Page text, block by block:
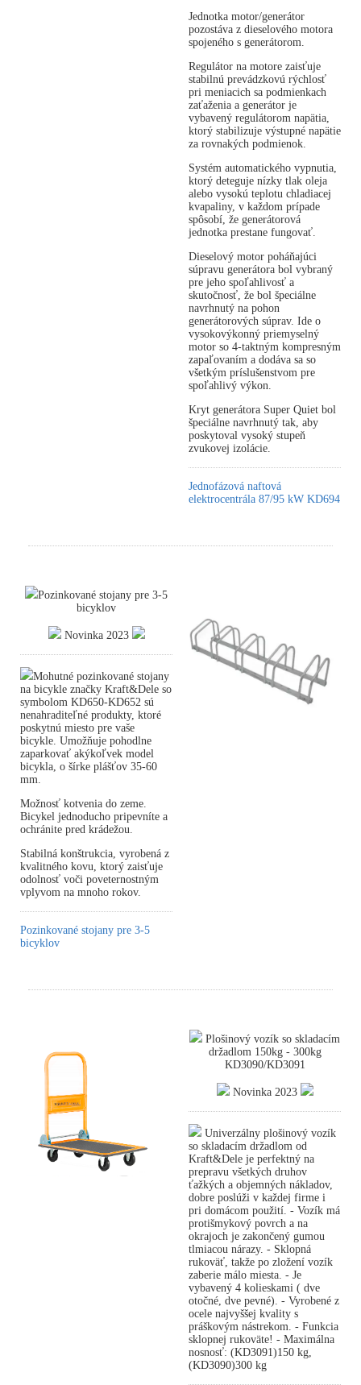
Jednotka motor/generátor
pozostáva z dieselového motora
spojeného s generátorom.
Regulátor na motore zaisťuje
stabilnú prevádzkovú rýchlosť
pri meniacich sa podmienkach
zaťaženia a generátor je
vybavený regulátorom napätia,
ktorý stabilizuje výstupné napätie
za rovnakých podmienok.
Systém automatického vypnutia,
ktorý deteguje nízky tlak oleja
alebo vysokú teplotu chladiacej
kvapaliny, v každom prípade
spôsobí, že generátorová
jednotka prestane fungovať.
Dieselový motor poháňajúci
súpravu generátora bol vybraný
pre jeho spoľahlivosť a
skutočnosť, že bol špeciálne
navrhnutý na pohon
generátorových súprav. Ide o
vysokovýkonný priemyselný
motor so 4-taktným kompresným
zapaľovaním a dodáva sa so
všetkým príslušenstvom pre
spoľahlivý výkon.
Kryt generátora Super Quiet bol
špeciálne navrhnutý tak, aby
poskytoval vysoký stupeň
zvukovej izolácie.
Jednofázová naftová
elektrocentrála 87/95 kW KD694
Pozinkované stojany pre 3-5
bicyklov
Novinka 2023
Mohutné pozinkované stojany
na bicykle značky Kraft&Dele so
symbolom KD650-KD652 sú
nenahraditeľné produkty, ktoré
poskytnú miesto pre vaše
bicykle. Umožňuje pohodlne
zaparkovať akýkoľvek model
bicykla, o šírke plášťov 35-60
mm.
Možnosť kotvenia do zeme.
Bicykel jednoducho pripevníte a
ochránite pred krádežou.
Stabilná konštrukcia, vyrobená z
kvalitného kovu, ktorý zaisťuje
odolnosť voči poveternostným
vplyvom na mnoho rokov.
Pozinkované stojany pre 3-5
bicyklov
Plošinový vozík so skladacím
držadlom 150kg - 300kg
KD3090/KD3091
Novinka 2023
Univerzálny plošinový vozík
so skladacím držadlom od
Kraft&Dele je perfektný na
prepravu všetkých druhov
ťažkých a objemných nákladov,
dobre poslúži v každej firme i
pri domácom použití. - Vozík má
protišmykový povrch a na
okrajoch je zakončený gumou
tlmiacou nárazy. - Sklopná
rukoväť, takže po zložení vozík
zaberie málo miesta. - Je
vybavený 4 kolieskami ( dve
otočné, dve pevné). - Vyrobené z
ocele najvyššej kvality s
práškovým nástrekom. - Funkcia
sklopnej rukoväte! - Maximálna
nosnosť: (KD3091)150 kg,
(KD3090)300 kg